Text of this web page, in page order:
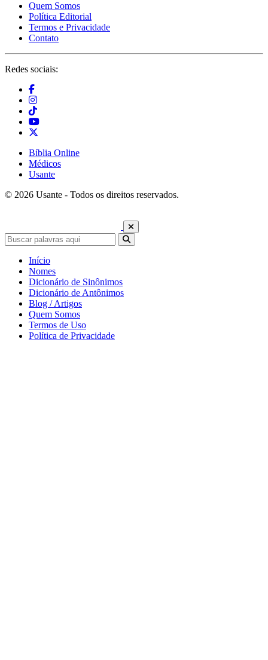
Quem Somos
Política Editorial
Termos e Privacidade
Contato
Redes sociais:
Bíblia Online
Médicos
Usante
© 2026 Usante - Todos os direitos reservados.
Início
Nomes
Dicionário de Sinônimos
Dicionário de Antônimos
Blog / Artigos
Quem Somos
Termos de Uso
Política de Privacidade